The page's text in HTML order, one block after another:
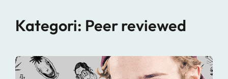
Kategori: Peer reviewed